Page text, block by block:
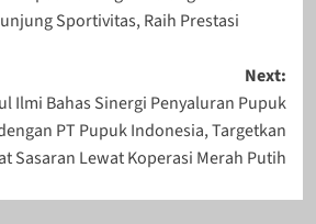
Sportivitas, Raih Prestasi
Next:
Ilmi Bahas Sinergi Penyaluran Pupuk
PT Pupuk Indonesia, Targetkan
Sasaran Lewat Koperasi Merah Putih